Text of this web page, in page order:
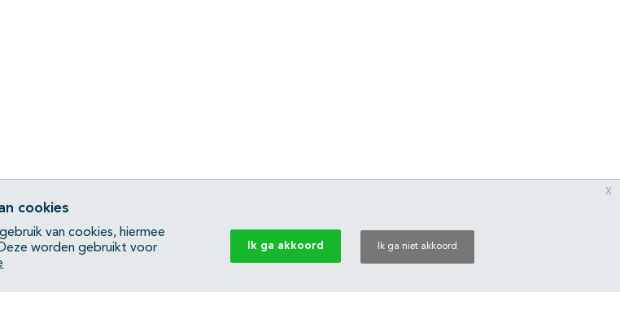
cookies
van cookies, hiermee
worden gebruikt voor
Ik ga akkoord Ik ga niet akkoord
x